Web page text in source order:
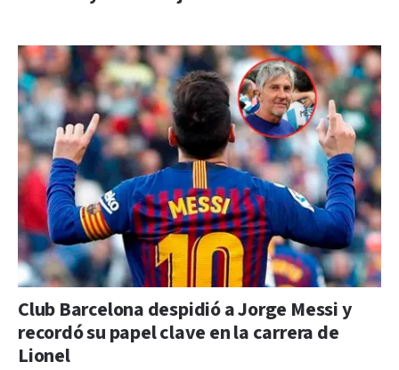
Club Barcelona despidió a Jorge Messi y
recordó su papel clave en la carrera de
Lionel